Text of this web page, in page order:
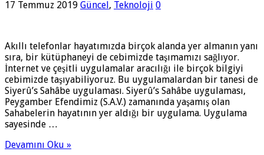
17 Temmuz 2019 Güncel, Teknoloji 0
Akıllı telefonlar hayatımızda birçok alanda yer almanın yanı
sıra, bir kütüphaneyi de cebimizde taşımamızı sağlıyor.
İnternet ve çeşitli uygulamalar aracılığı ile birçok bilgiyi
cebimizde taşıyabiliyoruz. Bu uygulamalardan bir tanesi de
Siyerû’s Sahâbe uygulaması. Siyerû’s Sahâbe uygulaması,
Peygamber Efendimiz (S.A.V.) zamanında yaşamış olan
Sahabelerin hayatının yer aldığı bir uygulama. Uygulama
sayesinde …
Devamını Oku »